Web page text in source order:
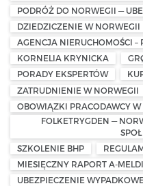
PODRÓŻ DO NORWEGII —
DZIEDZICZENIE W NORWEGII
AGENCJA NIERUCHOMOŚCI –
KORNELIA KRYNICKA
PORADY EKSPERTÓW
ZATRUDNIENIE W NORWEGII
OBOWIĄZKI PRACODAWCY
FOLKETRYGDEN —
SZKOLENIE BHP
MIESIĘCZNY RAPORT A-
UBEZPIECZENIE